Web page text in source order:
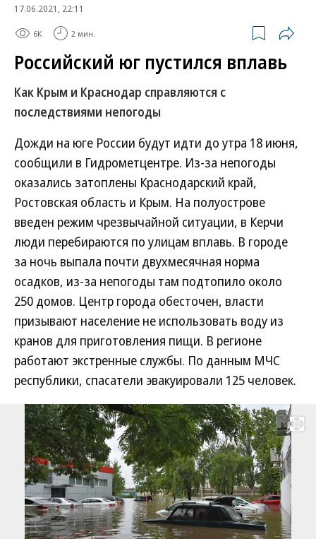
17.06.2021, 22:11
6K 2 мин.
Российский юг пустился вплавь
Как Крым и Краснодар справляются с
последствиями непогоды
Дожди на юге России будут идти до утра 18 июня,
сообщили в Гидрометцентре. Из-за непогоды
оказались затоплены Краснодарский край,
Ростовская область и Крым. На полуострове
введен режим чрезвычайной ситуации, в Керчи
люди перебираются по улицам вплавь. В городе
за ночь выпала почти двухмесячная норма
осадков, из-за непогоды там подтопило около
250 домов. Центр города обесточен, власти
призывают население не использовать воду из
кранов для приготовления пищи. В регионе
работают экстренные службы. По данным МЧС
республики, спасатели эвакуировали 125 человек.
Развернуть